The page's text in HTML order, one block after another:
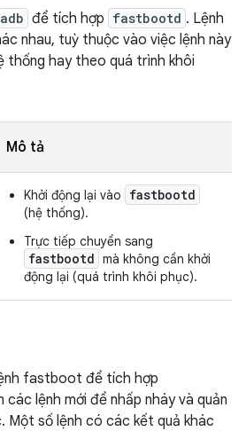
adb để tích hợp fastbootd . Lệnh
nhau, tuỳ thuộc vào việc lệnh này
hay theo quá trình khôi
Mô tả
Khởi động lại vào fastbootd
(hệ thống).
Trực tiếp chuyển sang
fastbootd mà không cần khởi
động lại (quá trình khôi phục).
fastboot để tích hợp
các lệnh mới để nhấp nháy và quản
Một số lệnh có các kết quả khác